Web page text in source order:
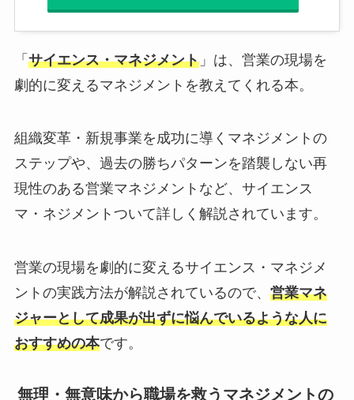
「 サイエンス・マネジメント」は、営業の現場を
劇的に変えるマネジメントを教えてくれる本。
組織変革・新規事業を成功に導くマネジメントの
ステップや、過去の勝ちパターンを踏襲しない再
現性のある営業マネジメントなど、サイエンス
マ・ネジメントついて詳しく解説されています。
営業の現場を劇的に変えるサイエンス・マネジメ
ントの実践方法が解説されているので、 営業マネ
ジャーとして成果が出ずに悩んでいるような人に
おすすめの本です。
無理・無意味から職場を救うマネジメントの